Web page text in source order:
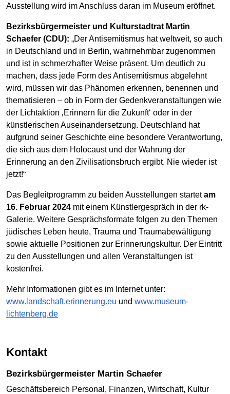
Ausstellung wird im Anschluss daran im Museum eröffnet.
Bezirksbürgermeister und Kulturstadtrat Martin
Schaefer (CDU): „Der Antisemitismus hat weltweit, so auch
in Deutschland und in Berlin, wahrnehmbar zugenommen
und ist in schmerzhafter Weise präsent. Um deutlich zu
machen, dass jede Form des Antisemitismus abgelehnt
wird, müssen wir das Phänomen erkennen, benennen und
thematisieren – ob in Form der Gedenkveranstaltungen wie
der Lichtaktion ‚Erinnern für die Zukunft‘ oder in der
künstlerischen Auseinandersetzung. Deutschland hat
aufgrund seiner Geschichte eine besondere Verantwortung,
die sich aus dem Holocaust und der Wahrung der
Erinnerung an den Zivilisationsbruch ergibt. Nie wieder ist
jetzt!“
Das Begleitprogramm zu beiden Ausstellungen startetam
16. Februar 2024 mit einem Künstlergespräch in der rk-
Galerie. Weitere Gesprächsformate folgen zu den Themen
jüdisches Leben heute, Trauma und Traumabewältigung
sowie aktuelle Positionen zur Erinnerungskultur. Der Eintritt
zu den Ausstellungen und allen Veranstaltungen ist
kostenfrei.
Mehr Informationen gibt es im Internet unter:
www.landschaft.erinnerung.eu und www.museum-
lichtenberg.de
Kontakt
Bezirksbürgermeister Martin Schaefer
Geschäftsbereich Personal, Finanzen, Wirtschaft, Kultur